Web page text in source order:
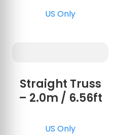
US Only
Straight Truss
– 2.0m / 6.56ft
US Only